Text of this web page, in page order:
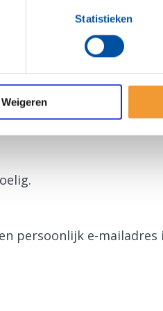
Statistieken
Weigeren
de Rotary App.
persoonlijk e-mailadres